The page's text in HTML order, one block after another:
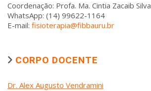
Coordenação: Profa. Ma. Cintia Zacaib Silva
WhatsApp: (14) 99622-1164
E-mail: fisioterapia@fibbauru.br
CORPO DOCENTE
Dr. Alex Augusto Vendramini